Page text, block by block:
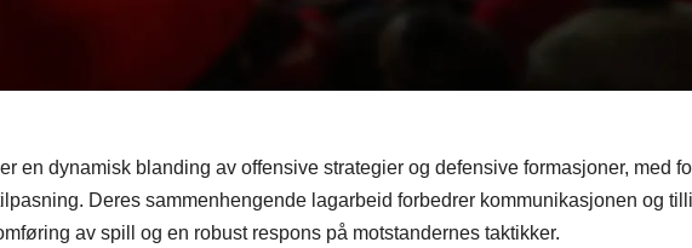
en dynamisk blanding av offensive strategier og defensive formasjoner, med
Deres sammenhengende lagarbeid forbedrer kommunikasjonen og
av spill og en robust respons på motstandernes taktikker.